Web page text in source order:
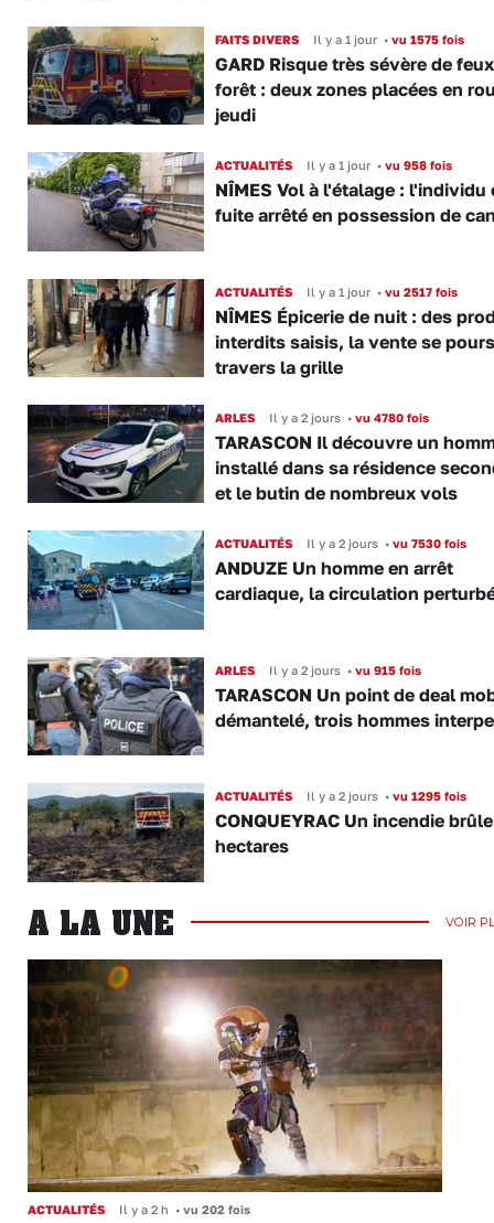
FAITS DIVERS Il y a 1 jour •vu 1575 fois
GARD Risque très sévère de
forêt : deux zones placées en
jeudi
ACTUALITÉS Il y a 1 jour •vu 958 fois
NÎMES Vol à l'étalage : l'individu
fuite arrêté en possession de
ACTUALITÉS Il y a 1 jour •vu 2517 fois
NÎMES Épicerie de nuit : des
interdits saisis, la vente se
travers la grille
ARLES Il y a 2 jours •vu 4780 fois
TARASCON Il découvre un
installé dans sa résidence
et le butin de nombreux vols
ACTUALITÉS Il y a 2 jours •vu 7530 fois
ANDUZE Un homme en arrêt
cardiaque, la circulation
ARLES Il y a 2 jours •vu 915 fois
TARASCON Un point de deal
démantelé, trois hommes
ACTUALITÉS Il y a 2 jours •vu 1295 fois
CONQUEYRAC Un incendie
hectares
A LA UNE VOIR
ACTUALITÉS Il y a 2 h • vu 202 fois